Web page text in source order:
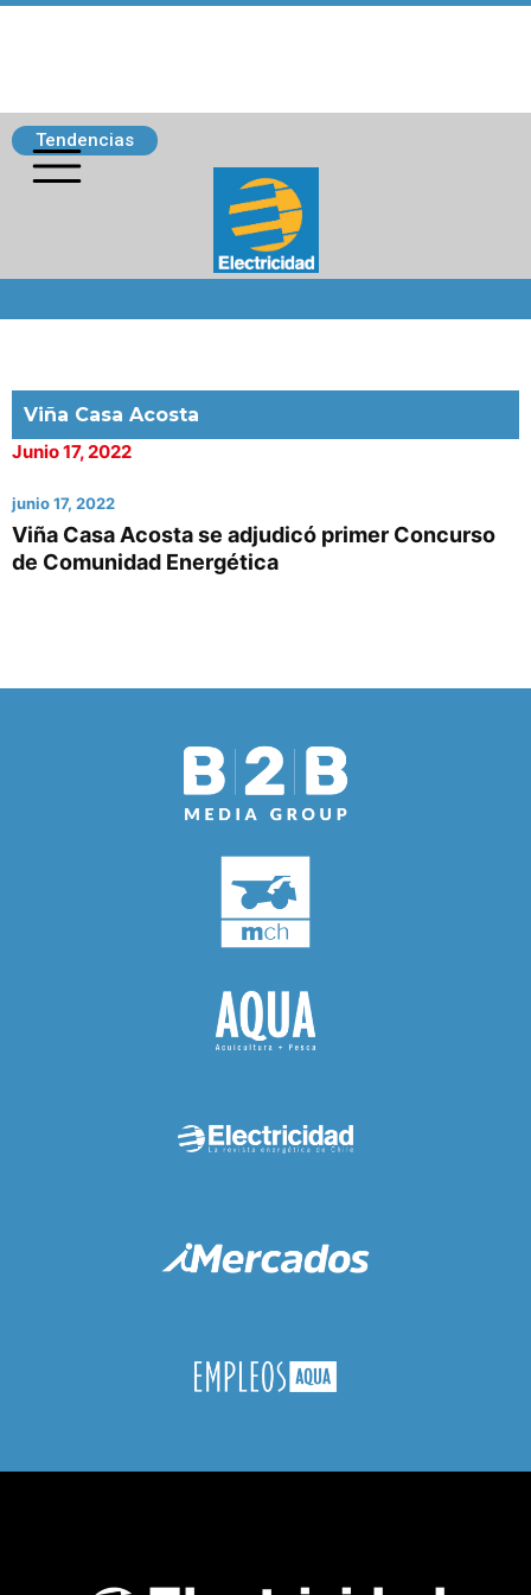
Tendencias
Viña Casa Acosta
Junio 17, 2022
junio 17, 2022
Viña Casa Acosta se adjudicó primer Concurso
de Comunidad Energética